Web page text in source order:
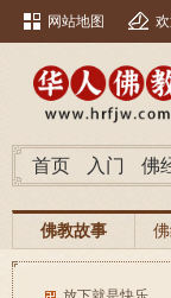
网站地图
首页 入门 佛
佛教故事